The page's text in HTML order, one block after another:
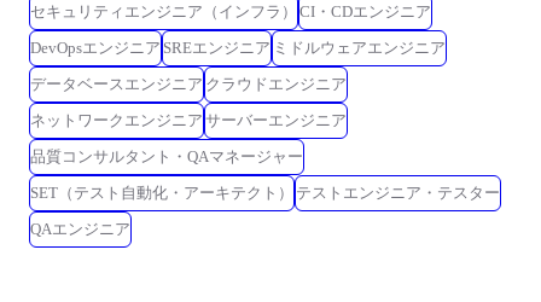
セキュリティエンジニア（インフラ）
CI・CDエンジニア
DevOpsエンジニア SREエンジニア ミドルウェアエンジニア
データベースエンジニア クラウドエンジニア
ネットワークエンジニア サーバーエンジニア
品質コンサルタント・QAマネージャー
SET（テスト自動化・アーキテクト）
テストエンジニア・テスター
QAエンジニア